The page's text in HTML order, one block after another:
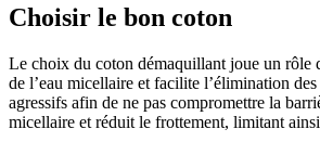
Choisir le bon coton
Le choix du coton démaquillant joue un rôle
de l’eau micellaire et facilite l’élimination
agressifs afin de ne pas compromettre la
micellaire et réduit le frottement, limitant ainsi